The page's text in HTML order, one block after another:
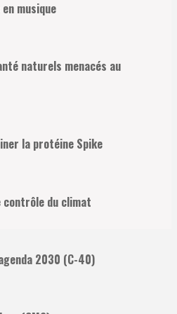
musique
naturels menacés au
la protéine Spike
du climat
2030 (C-40)